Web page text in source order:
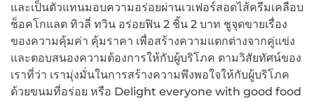
และเป็นตัวแทนมอบความอร่อยผ่านเวเฟอร์สอดไส้ครีมเคลือบ
ช็อคโกแลต ทิวลี่ ทวิน อร่อยฟิน 2 ชิ้น 2 บาท ชูจุดขายเรื่อง
ของความคุ้มค่า คุ้มราคา เพื่อสร้างความแตกต่างจากคู่แข่ง
และตอบสนองความต้องการให้กับผู้บริโภค ตามวิสัยทัศน์ของ
เราที่ว่า เรามุ่งมั่นในการสร้างความพึงพอใจให้กับผู้บริโภค
ด้วยขนมที่อร่อย หรือ Delight everyone with good food